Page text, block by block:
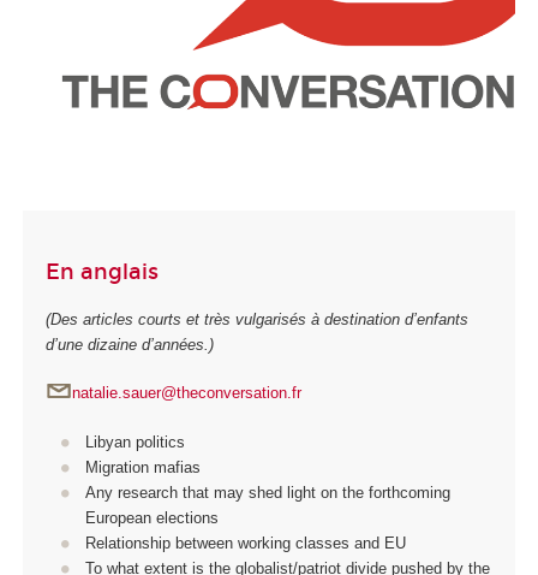
En anglais
(Des articles courts et très vulgarisés à destination d’enfants
d’une dizaine d’années.)
natalie.sauer@theconversation.fr
Libyan politics
Migration mafias
Any research that may shed light on the forthcoming
European elections
Relationship between working classes and EU
To what extent is the globalist/patriot divide pushed by the